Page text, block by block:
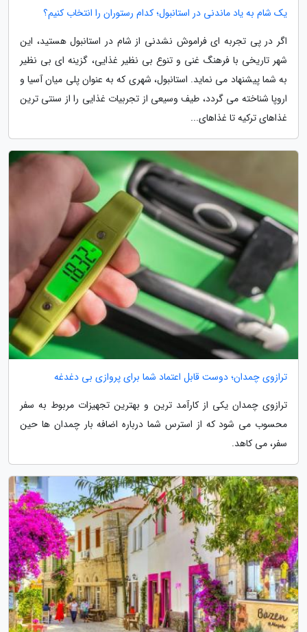
یک شام به یاد ماندنی در استانبول؛ کدام رستوران را انتخاب کنیم؟
اگر در پی تجربه ای فراموش نشدنی از شام در استانبول هستید، این
شهر تاریخی با فرهنگ غنی و تنوع بی نظیر غذایی، گزینه ای بی نظیر
به شما پیشنهاد می نماید. استانبول، شهری که به عنوان پلی میان آسیا و
اروپا شناخته می گردد، طیف وسیعی از تجربیات غذایی را از سنتی ترین
غذاهای ترکیه تا غذاهای...
ترازوی چمدان؛ دوست قابل اعتماد شما برای پروازی بی دغدغه
ترازوی چمدان یکی از کارآمد ترین و بهترین تجهیزات مربوط به سفر
محسوب می شود که از استرس شما درباره اضافه بار چمدان ها حین
سفر، می کاهد.